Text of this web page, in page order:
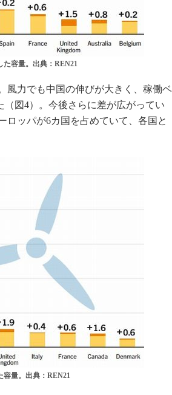
容量。出典：REN21
力でも中国の伸びが大きく、稼働ベ
図4）。今後さらに差が広がってい
ロッパが6カ国を占めていて、各国と
容量。出典：REN21